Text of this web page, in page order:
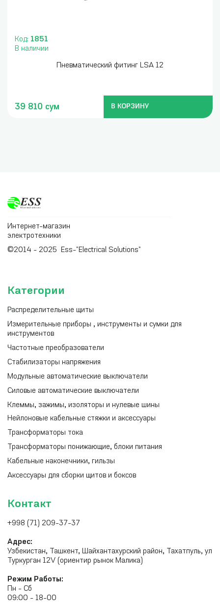
Код: 1851
В наличии
Пневматический фитинг LSA 12
39 810 сум В КОРЗИНУ
Интернет-магазин
электротехники
©2014 - 2025 Ess-"Electrical Solutions"
Категории
Распределительные щиты
Измерительные приборы , инструменты и сумки для
инструментов
Частотные преобразователи
Стабилизаторы напряжения
Модульные автоматические выключатели
Силовые автоматические выключатели
Клеммы, зажимы, изоляторы и нулевые шины
Нейлоновые кабельные стяжки и аксессуары
Трансформаторы тока
Трансформаторы понижающие, блоки питания
Кабельные наконечники, гильзы
Аксессуары для сборки щитов и боксов
Контакт
+998 (71) 209-37-37
Адрес:
Узбекистан, Ташкент, Шайхантахурский район, Тахатпуль, ул
Туркурган 12V (ориентир рынок Малика)
Режим Работы:
Пн - Сб
09:00 - 18-00